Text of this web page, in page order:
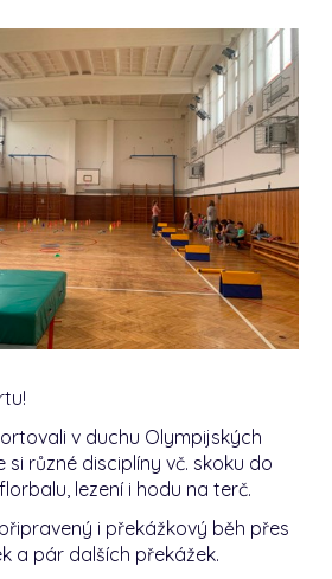
v duchu Olympijských
si různé disciplíny vč. skoku do
lezení i hodu na terč.
i překážkový běh přes
a pár dalších překážek.